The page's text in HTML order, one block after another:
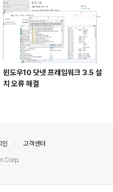
윈도우10 닷넷 프레임워크 3.5 설
치 오류 해결
인 고객센터
Corp.